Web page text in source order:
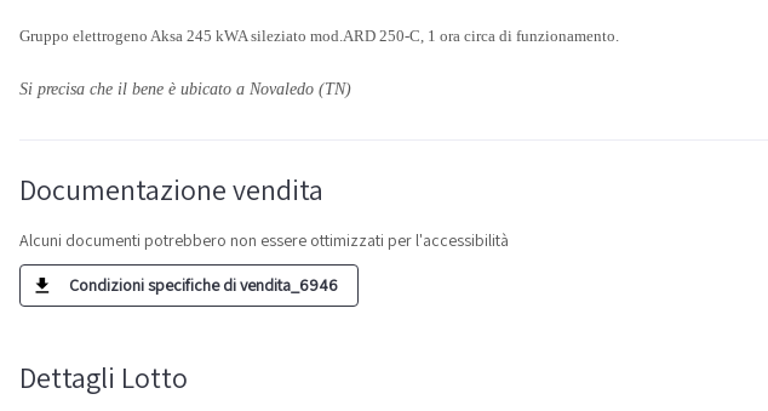
Gruppo elettrogeno Aksa 245 kWA sileziato mod.ARD 250-C, 1 ora circa di funzionamento.
Si precisa che il bene è ubicato a Novaledo (TN)
Documentazione vendita
Alcuni documenti potrebbero non essere ottimizzati per l'accessibilità
Condizioni specifiche di vendita_6946
Dettagli Lotto